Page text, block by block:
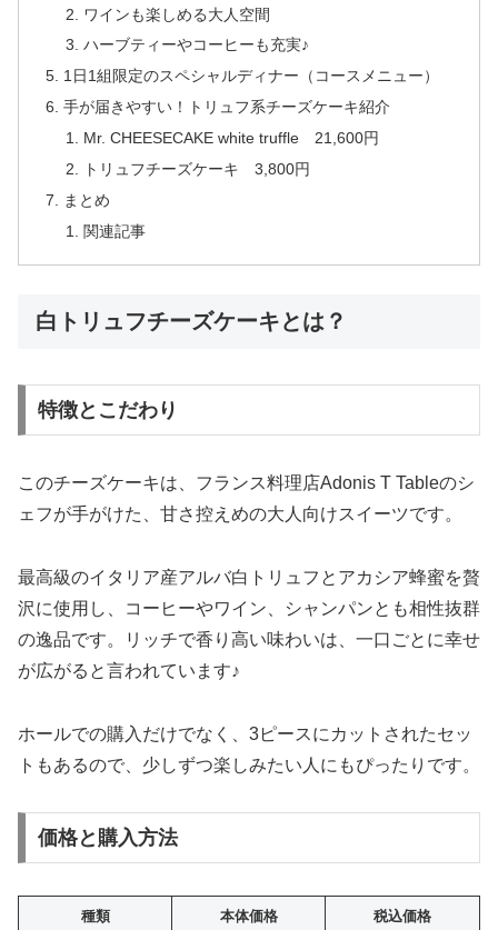
ワインも楽しめる大人空間
ハーブティーやコーヒーも充実♪
1日1組限定のスペシャルディナー（コースメニュー）
手が届きやすい！トリュフ系チーズケーキ紹介
Mr. CHEESECAKE white truffle 21,600円
トリュフチーズケーキ 3,800円
まとめ
関連記事
白トリュフチーズケーキとは？
特徴とこだわり
このチーズケーキは、フランス料理店Adonis T Tableのシ
ェフが手がけた、甘さ控えめの大人向けスイーツです。
最高級のイタリア産アルバ白トリュフとアカシア蜂蜜を贅
沢に使用し、コーヒーやワイン、シャンパンとも相性抜群
の逸品です。リッチで香り高い味わいは、一口ごとに幸せ
が広がると言われています♪
ホールでの購入だけでなく、3ピースにカットされたセッ
トもあるので、少しずつ楽しみたい人にもぴったりです。
価格と購入方法
種類 本体価格 税込価格